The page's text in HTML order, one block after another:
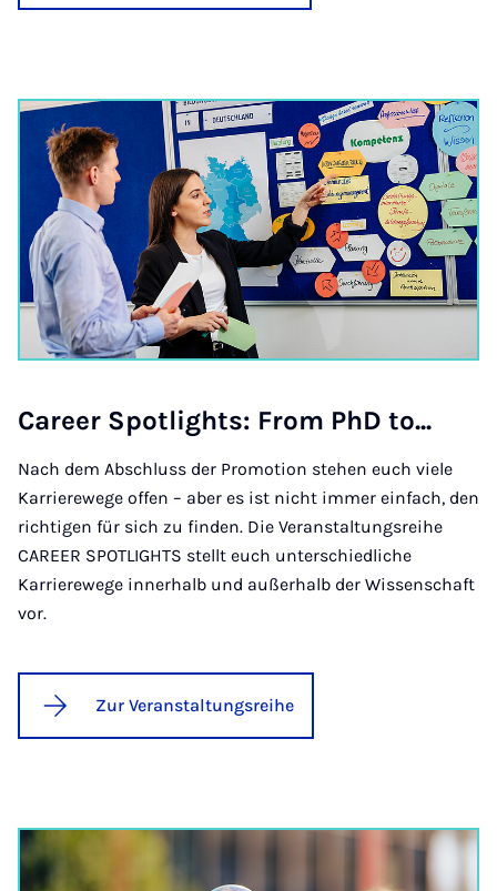
Care­er Spot­lights: From PhD to...
Nach dem Abschluss der Promotion stehen euch viele
Karrierewege offen – aber es ist nicht immer einfach, den
richtigen für sich zu finden. Die Veranstaltungsreihe
CAREER SPOTLIGHTS stellt euch unterschiedliche
Karrierewege innerhalb und außerhalb der Wissenschaft
vor.
Zur Veranstaltungsreihe